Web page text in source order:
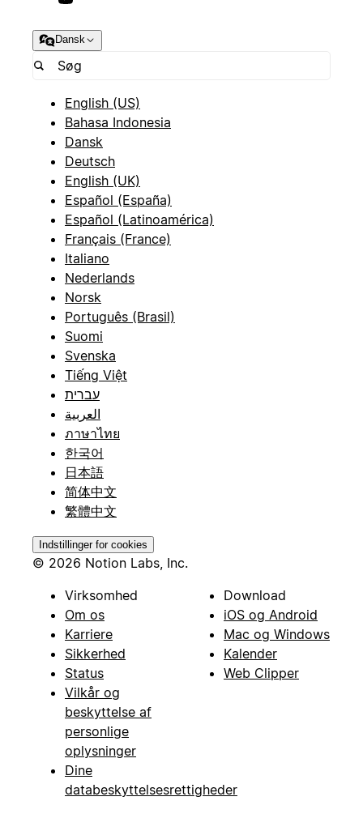
Dansk
English (US)
Bahasa Indonesia
Dansk
Deutsch
English (UK)
Español (España)
Español (Latinoamérica)
Français (France)
Italiano
Nederlands
Norsk
Português (Brasil)
Suomi
Svenska
Tiếng Việt
עברית
العربية
ภาษาไทย
한국어
日本語
简体中文
繁體中文
Indstillinger for cookies
© 2026 Notion Labs, Inc.
Virksomhed
Om os
Karriere
Sikkerhed
Status
Vilkår og
beskyttelse af
personlige
oplysninger
Dine
databeskyttelsesrettigheder
Download
iOS og Android
Mac og Windows
Kalender
Web Clipper